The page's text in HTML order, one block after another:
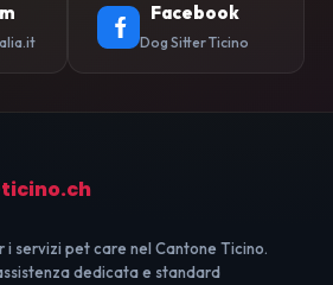
Facebook
Dog Sitter Ticino
servizi pet care nel Cantone Ticino.
dedicata e standard